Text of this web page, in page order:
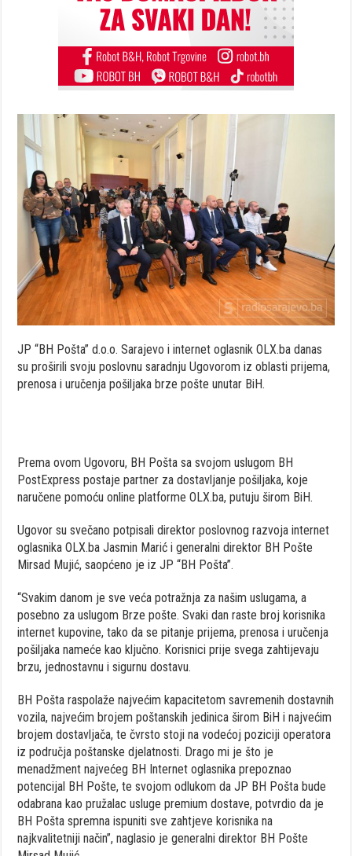
JP “BH Pošta” d.o.o. Sarajevo i internet oglasnik OLX.ba danas
su proširili svoju poslovnu saradnju Ugovorom iz oblasti prijema,
prenosa i uručenja pošiljaka brze pošte unutar BiH.
Prema ovom Ugovoru, BH Pošta sa svojom uslugom BH
PostExpress postaje partner za dostavljanje pošiljaka, koje
naručene pomoću online platforme OLX.ba, putuju širom BiH.
Ugovor su svečano potpisali direktor poslovnog razvoja internet
oglasnika OLX.ba Jasmin Marić i generalni direktor BH Pošte
Mirsad Mujić, saopćeno je iz JP “BH Pošta”.
“Svakim danom je sve veća potražnja za našim uslugama, a
posebno za uslugom Brze pošte. Svaki dan raste broj korisnika
internet kupovine, tako da se pitanje prijema, prenosa i uručenja
pošiljaka nameće kao ključno. Korisnici prije svega zahtijevaju
brzu, jednostavnu i sigurnu dostavu.
BH Pošta raspolaže najvećim kapacitetom savremenih dostavnih
vozila, najvećim brojem poštanskih jedinica širom BiH i najvećim
brojem dostavljača, te čvrsto stoji na vodećoj poziciji operatora
iz područja poštanske djelatnosti. Drago mi je što je
menadžment najvećeg BH Internet oglasnika prepoznao
potencijal BH Pošte, te svojom odlukom da JP BH Pošta bude
odabrana kao pružalac usluge premium dostave, potvrdio da je
BH Pošta spremna ispuniti sve zahtjeve korisnika na
najkvalitetniji način”, naglasio je generalni direktor BH Pošte